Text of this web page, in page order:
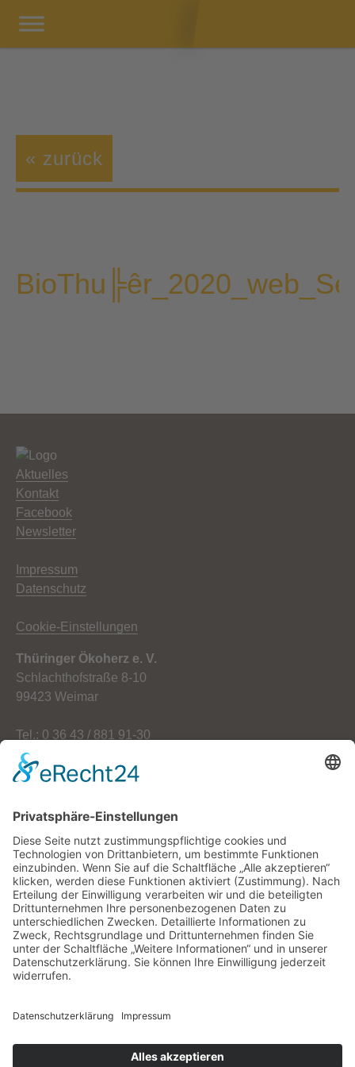
« zurück
Aktuelles
Kontakt
Facebook
Newsletter
Impressum
Datenschutz
Cookie-Einstellungen
Thüringer Ökoherz e. V.
Schlachthofstraße 8-10
99423 Weimar
Tel.: 0 36 43 / 881 91-30
Fax: 0 36 43 / 881 91-59
E-Mail: info[at]oekoherz.de
Vereinsvorsitzende:
Maria Streitferdt
Suche
nach: